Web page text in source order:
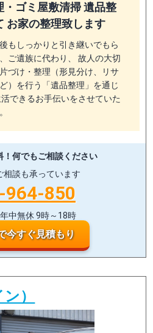
ゴミ屋敷清掃 遺品整
お家の整理致します
もしっかりと引き継いでもら
ご遺族に代わり、 故人の大切
づけ・整理（形見分け、リサ
）を行う「遺品整理」を通じ
できるお手伝いをさせていた
何でもご相談ください
相談も承っています
964-850
中無休 9時～18時
今すぐ見積もり
）